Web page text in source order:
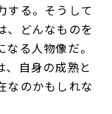
する。そうして
、どんなものを
る人物像だ。
、自身の成熟と
なのかもしれな